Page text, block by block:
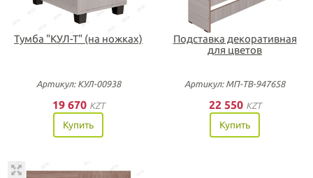
Тумба "КУЛ-Т" (на ножках)
Артикул: КУЛ-00938
19 670 KZT
Купить
Подставка декоративная
для цветов
Артикул: МП-ТВ-947658
22 550 KZT
Купить